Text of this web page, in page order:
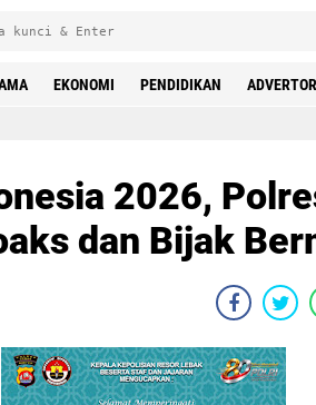
EKONOMI PENDIDIKAN
2026,
dan Bijak